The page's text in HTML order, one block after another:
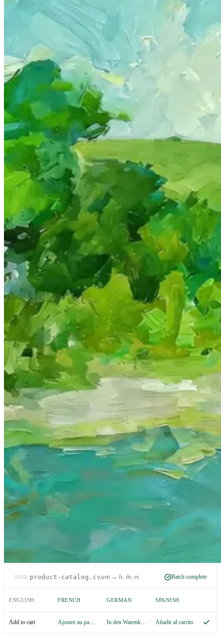
product-catalog.csven → fr, de, es Batch complete
ENGLISH FRENCH GERMAN SPANISH
Add to cart Añadir al carrito